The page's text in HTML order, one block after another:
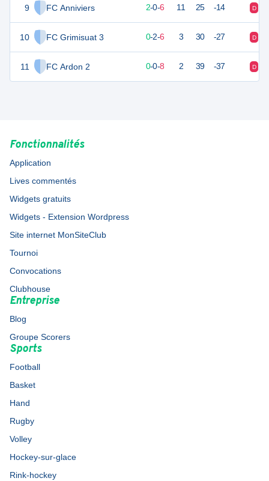
9 FC Anniviers
10 FC Grimisuat 3
11 FC Ardon 2
2-0-6 11 25 -14 D
0-2-6 3 30 -27 D
0-0-8 2 39 -37 D
Fonctionnalités
Application
Lives commentés
Widgets gratuits
Widgets - Extension Wordpress
Site internet MonSiteClub
Tournoi
Convocations
Clubhouse
Entreprise
Blog
Groupe Scorers
Sports
Football
Basket
Hand
Rugby
Volley
Hockey-sur-glace
Rink-hockey